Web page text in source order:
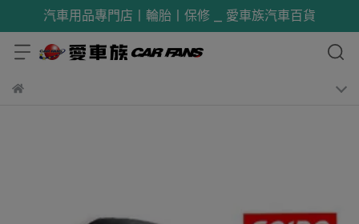
汽車用品專門店丨輪胎丨保修 _ 愛車族汽車百貨